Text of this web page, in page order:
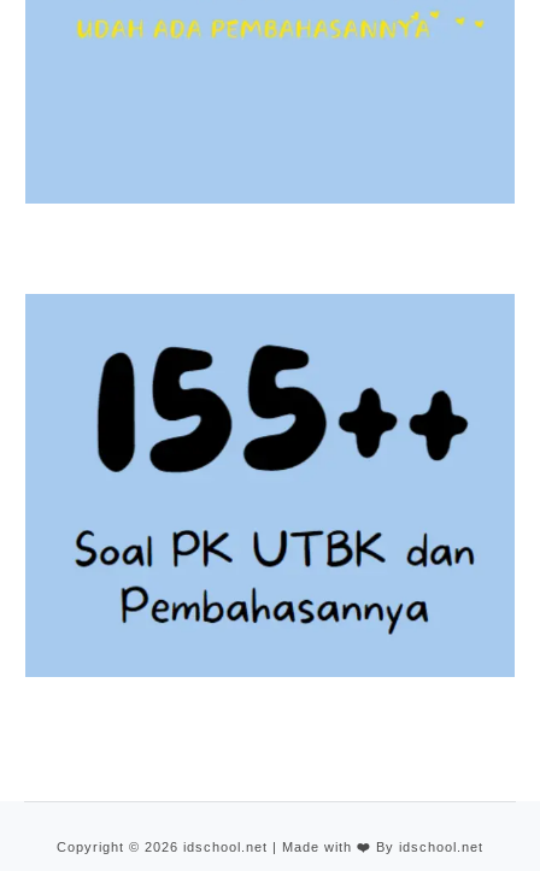
Copyright © 2026 idschool.net | Made with ❤️ By idschool.net